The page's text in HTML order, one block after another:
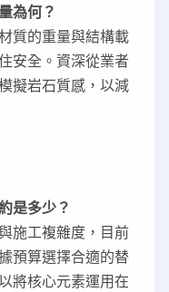
為何？
質的重量與結構載
安全。資深從業者
擬岩石質感，以減
是多少？
施工複雜度，目前
預算選擇合適的替
將核心元素運用在